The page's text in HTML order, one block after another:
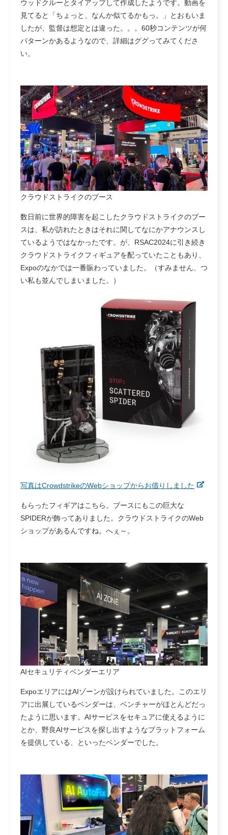
ウッドクルーとタイアップして作成したようです。動画を
見てると「ちょっと、なんか似てるかもっ。」とおもいま
したが、監督は想定とは違った。。。60秒コンテンツが何
パターンかあるようなので、詳細はググってみてくださ
い。
クラウドストライクのブース
数日前に世界的障害を起こしたクラウドストライクのブー
スは、私が訪れたときはそれに関してなにかアナウンスし
ているようではなかったです。が、RSAC2024に引き続き
クラウドストライクフィギュアを配っていたこともあり、
Expoのなかでは一番賑わっていました。（すみません、つ
い私も並んでしまいました。）
写真はCrowdstrikeのWebショップからお借りしました
もらったフィギアはこちら。ブースにもこの巨大な
SPIDERが飾ってありました。クラウドストライクのWeb
ショップがあるんですね。へぇ～。
AIセキュリティベンダーエリア
ExpoエリアにはAIゾーンが設けられていました。このエリ
アに出展しているベンダーは、ベンチャーがほとんどだっ
たように思います。AIサービスをセキュアに使えるように
とか、野良AIサービスを探し出すようなプラットフォーム
を提供している、といったベンダーでした。